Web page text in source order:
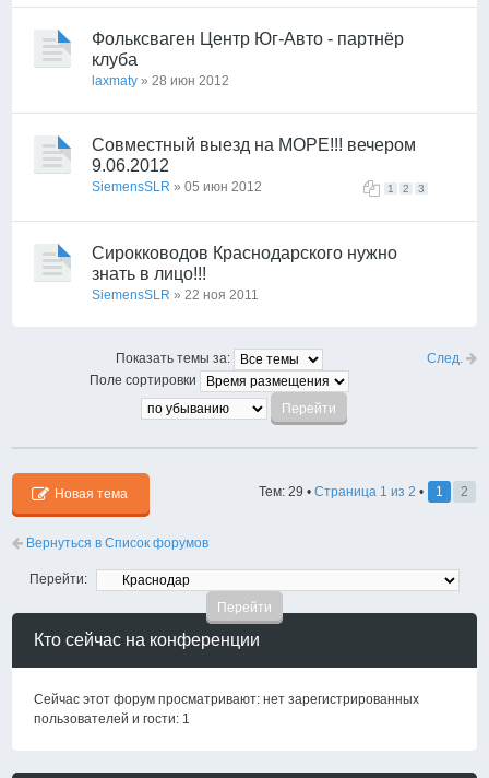
Фольксваген Центр Юг-Авто - партнёр
клуба
laxmaty » 28 июн 2012
Совместный выезд на МОРЕ!!! вечером
9.06.2012
1 2 3
SiemensSLR » 05 июн 2012
Сирокководов Краснодарского нужно
знать в лицо!!!
SiemensSLR » 22 ноя 2011
След.
Показать темы за:
Поле сортировки
Новая тема Тем: 29 • Страница 1 из 2 • 1 2
Вернуться в Список форумов
Перейти:
Кто сейчас на конференции
Сейчас этот форум просматривают: нет зарегистрированных
пользователей и гости: 1